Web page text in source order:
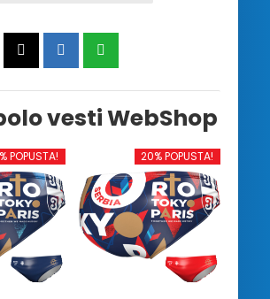
vesti WebShop
POPUSTA! 20% POPUSTA!